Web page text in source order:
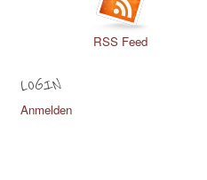
RSS Feed
LOGIN
Anmelden